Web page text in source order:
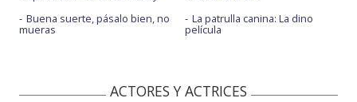
Buena suerte, pásalo bien, no
mueras
La patrulla canina: La dino
película
ACTORES Y ACTRICES